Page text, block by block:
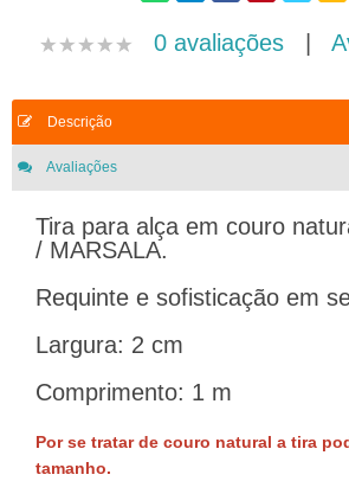
0 avaliações |
Descrição
Avaliações
Tira para alça em couro
/ MARSALA.
Requinte e sofisticação em
Largura: 2 cm
Comprimento: 1 m
Por se tratar de couro natural a tira
tamanho.